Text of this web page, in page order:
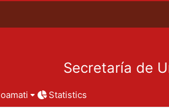
Secretaría de
Statistics